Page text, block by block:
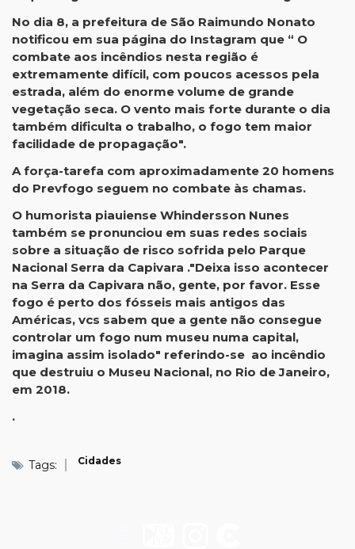
No dia 8, a prefeitura de São Raimundo Nonato
notificou em sua página do Instagram que “ O
combate aos incêndios nesta região é
extremamente difícil, com poucos acessos pela
estrada, além do enorme volume de grande
vegetação seca. O vento mais forte durante o dia
também dificulta o trabalho, o fogo tem maior
facilidade de propagação".
A força-tarefa com aproximadamente 20 homens
do Prevfogo seguem no combate às chamas.
O humorista piauiense Whindersson Nunes
também se pronunciou em suas redes sociais
sobre a situação de risco sofrida pelo Parque
Nacional Serra da Capivara ."Deixa isso acontecer
na Serra da Capivara não, gente, por favor. Esse
fogo é perto dos fósseis mais antigos das
Américas, vcs sabem que a gente não consegue
controlar um fogo num museu numa capital,
imagina assim isolado" referindo-se ao incêndio
que destruiu o Museu Nacional, no Rio de Janeiro,
em 2018.
.
Tags: Cidades